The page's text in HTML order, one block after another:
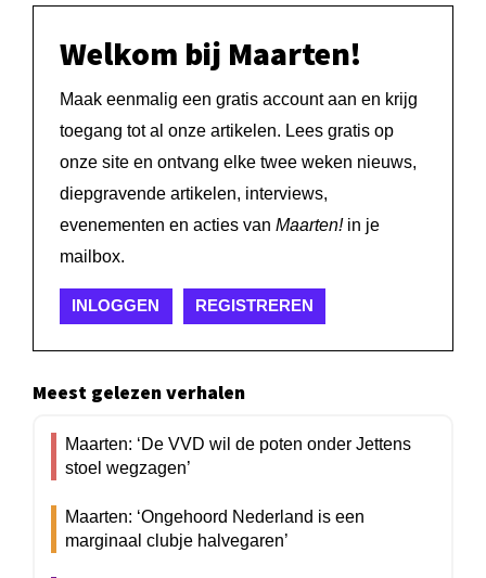
Welkom bij Maarten!
Maak eenmalig een gratis account aan en krijg
toegang tot al onze artikelen. Lees gratis op
onze site en ontvang elke twee weken nieuws,
diepgravende artikelen, interviews,
evenementen en acties van Maarten!in je
mailbox.
INLOGGEN REGISTREREN
Meest gelezen verhalen
Maarten: ‘De VVD wil de poten onder Jettens
stoel wegzagen’
Maarten: ‘Ongehoord Nederland is een
marginaal clubje halvegaren’